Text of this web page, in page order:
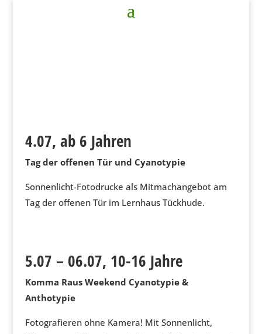
4.07, ab 6 Jahren
Tag der offenen Tür und Cyanotypie
Sonnenlicht-Fotodrucke als Mitmachangebot am
Tag der offenen Tür im Lernhaus Tückhude.
5.07 – 06.07, 10-16 Jahre
Komma Raus Weekend Cyanotypie &
Anthotypie
Fotografieren ohne Kamera! Mit Sonnenlicht,